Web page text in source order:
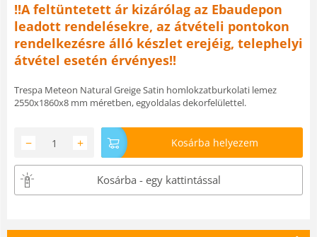
!!A feltüntetett ár kizárólag az Ebaudepon
leadott rendelésekre, az átvételi pontokon
rendelkezésre álló készlet erejéig, telephelyi
átvétel esetén érvényes!!
Trespa Meteon Natural Greige Satin homlokzatburkolati lemez
2550x1860x8 mm méretben, egyoldalas dekorfelülettel.
+
− Kosárba helyezem
Kosárba - egy kattintással